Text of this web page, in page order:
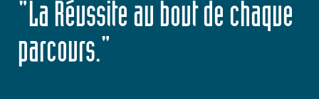
"La Réussite au bout de chaque
parcours."